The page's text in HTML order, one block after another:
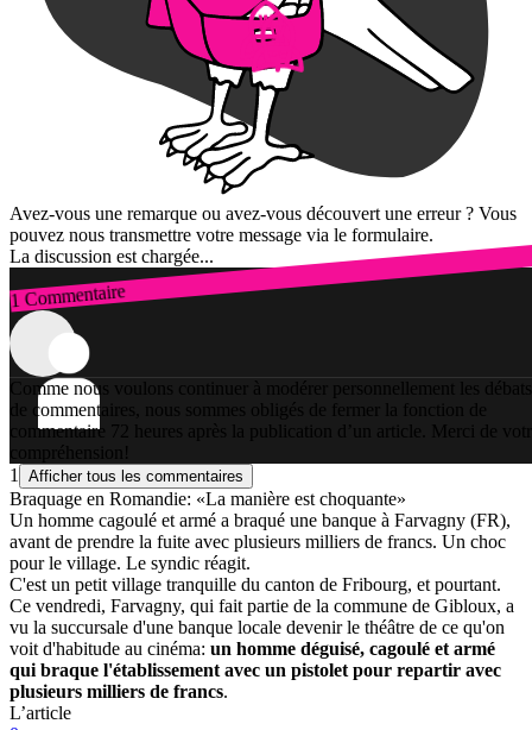
Avez-vous une remarque ou avez-vous découvert une erreur ? Vous
pouvez nous transmettre votre message via le formulaire.
La discussion est chargée...
1 Commentaire
Connexion
Comme nous voulons continuer à modérer personnellement les débats
de commentaires, nous sommes obligés de fermer la fonction de
commentaire 72 heures après la publication d’un article. Merci de
compréhension!
1
Afficher tous les commentaires
Braquage en Romandie: «La manière est choquante»
Un homme cagoulé et armé a braqué une banque à Farvagny (FR),
avant de prendre la fuite avec plusieurs milliers de francs. Un choc
pour le village. Le syndic réagit.
C'est un petit village tranquille du canton de Fribourg, et pourtant.
Ce vendredi, Farvagny, qui fait partie de la commune de Gibloux, a
vu la succursale d'une banque locale devenir le théâtre de ce qu'on
voit d'habitude au cinéma: un homme déguisé, cagoulé et armé
qui braque l'établissement avec un pistolet pour repartir avec
plusieurs milliers de francs.
L’article